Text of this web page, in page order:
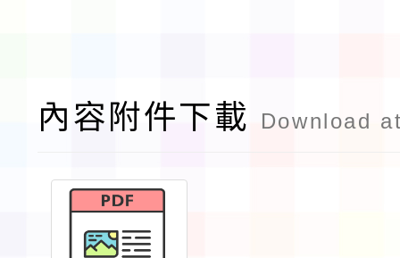
內容附件下載 Download